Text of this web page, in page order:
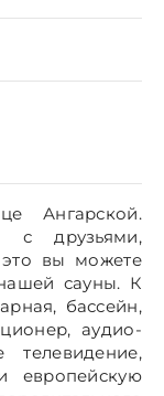
Ангарской.
с друзьями,
вы можете
сауны. К
бассейн,
аудио-
телевидение,
европейскую